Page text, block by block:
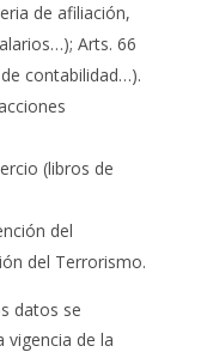
de afiliación,
Arts. 66
contabilidad…).
(libros de
del
del Terrorismo.
datos se
vigencia de la